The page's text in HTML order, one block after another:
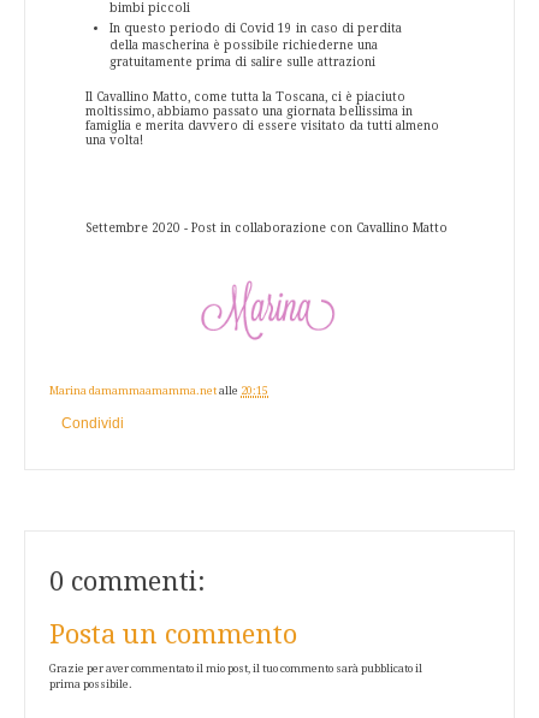
bimbi piccoli
In questo periodo di Covid 19 in caso di perdita
della mascherina è possibile richiederne una
gratuitamente prima di salire sulle attrazioni
Il Cavallino Matto, come tutta la Toscana, ci è piaciuto
moltissimo, abbiamo passato una giornata bellissima in
famiglia e merita davvero di essere visitato da tutti almeno
una volta!
Settembre 2020 - Post in collaborazione con Cavallino Matto
Marina damammaamamma.net alle 20:15
Condividi
0 commenti:
Posta un commento
Grazie per aver commentato il mio post, il tuo commento sarà pubblicato il
prima possibile.